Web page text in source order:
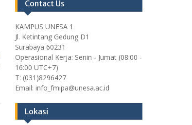
Contact Us
KAMPUS UNESA 1
Jl. Ketintang Gedung D1
Surabaya 60231
Operasional Kerja: Senin - Jumat (08:00 -
16:00 UTC+7)
T: (031)8296427
Email: info_fmipa@unesa.ac.id
Lokasi